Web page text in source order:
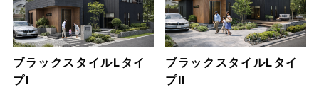
ブラックスタイルLタイ
プⅠ
ブラックスタイルLタイ
プⅡ